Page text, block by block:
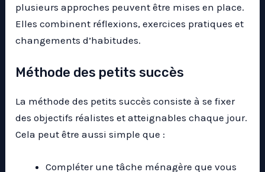
plusieurs approches peuvent être mises en place.
Elles combinent réflexions, exercices pratiques et
changements d’habitudes.
Méthode des petits succès
La méthode des petits succès consiste à se fixer
des objectifs réalistes et atteignables chaque jour.
Cela peut être aussi simple que :
Compléter une tâche ménagère que vous